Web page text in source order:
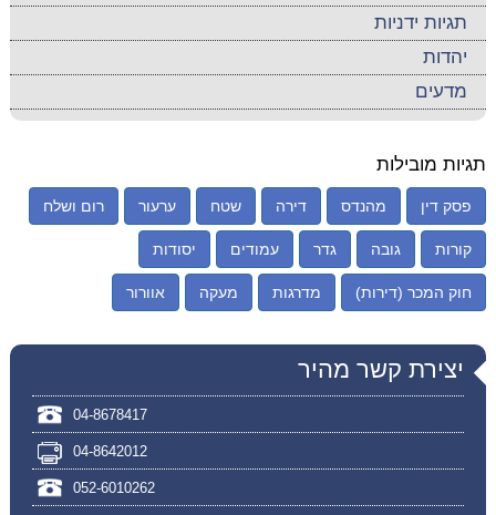
תגיות ידניות
יהדות
מדעים
תגיות מובילות
פסק דין מהנדס דירה שטח ערעור רום ושלח
קורות גובה גדר עמודים יסודות
חוק המכר (דירות) מדרגות מעקה אוורור
יצירת קשר מהיר
04-8678417
04-8642012
052-6010262